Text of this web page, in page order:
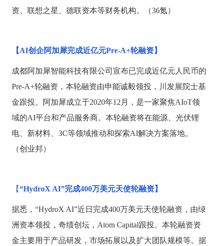
资、联想之星、德联资本等财务机构。（36氪）
【AI创企阿加犀完成近亿元Pre-A+轮融资】
成都阿加犀智能科技有限公司宣布已完成近亿元人民币的
Pre-A+轮融资，本轮融资由申能诚毅领投，川发展院士基
金跟投。阿加犀成立于2020年12月，是一家聚焦AIoT领
域的AI平台和产品服务商。本轮融资将在能源、光伏锂
电、新材料、3C等领域推动和探索AI解决方案落地。
（创业邦）
【“HydroX AI”完成400万美元天使轮融资】
据悉， “HydroX AI”近日完成400万美元天使轮融资，由绿
洲资本领投，奇绩创坛，Atom Capital跟投。本轮融资资
金主要用于产品研发，市场拓展以及扩大团队规模等。据